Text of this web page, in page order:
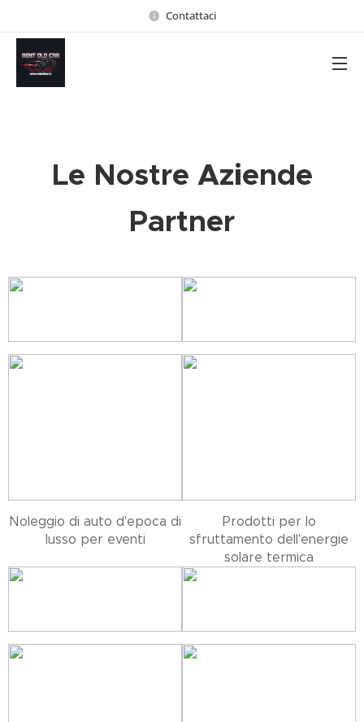
Contattaci
Le Nostre Aziende
Partner
Noleggio di auto d'epoca di
lusso per eventi
Prodotti per lo
sfruttamento dell'energie
solare termica